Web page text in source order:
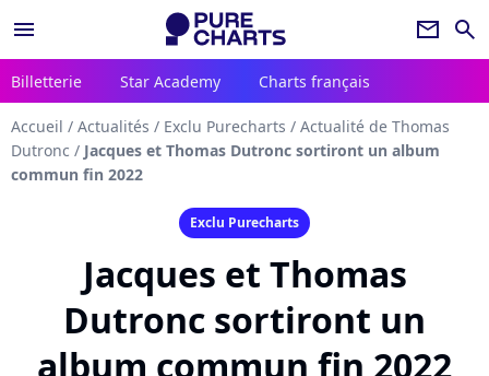
menu newsletter search
Billetterie Star Academy Charts français
Accueil / Actualités / Exclu Purecharts / Actualité de Thomas
Dutronc / Jacques et Thomas Dutronc sortiront un album
commun fin 2022
Exclu Purecharts
Jacques et Thomas
Dutronc sortiront un
album commun fin 2022